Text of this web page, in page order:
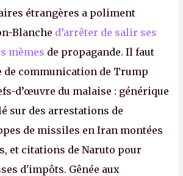
étrangères a poliment
Blanche d’arrêter de salir ses
mèmes de propagande. Il faut
de communication de Trump
d’œuvre du malaise : générique
sur des arrestations de
de missiles en Iran montées
et citations de Naruto pour
d'impôts. Gênée aux